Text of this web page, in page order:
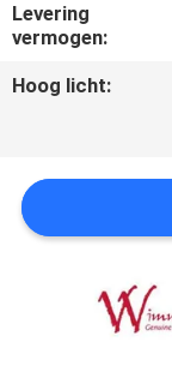
Levering
vermogen:
Hoog licht: